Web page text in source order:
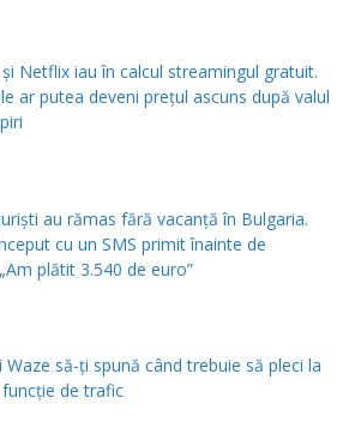
Netflix iau în calcul streamingul gratuit.
ar putea deveni prețul ascuns după valul
au rămas fără vacanță în Bulgaria.
cu un SMS primit înainte de
plătit 3.540 de euro”
Waze să-ți spună când trebuie să pleci la
de trafic